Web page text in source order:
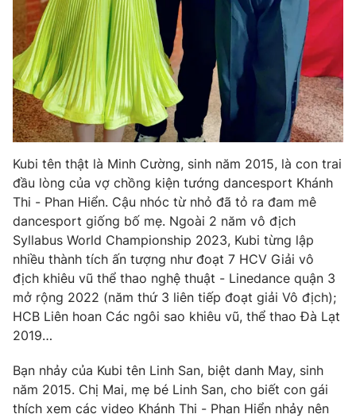
Kubi tên thật là Minh Cường, sinh năm 2015, là con trai
đầu lòng của vợ chồng kiện tướng dancesport Khánh
Thi - Phan Hiển. Cậu nhóc từ nhỏ đã tỏ ra đam mê
dancesport giống bố mẹ. Ngoài 2 năm vô địch
Syllabus World Championship 2023, Kubi từng lập
nhiều thành tích ấn tượng như đoạt 7 HCV Giải vô
địch khiêu vũ thể thao nghệ thuật - Linedance quận 3
mở rộng 2022 (năm thứ 3 liên tiếp đoạt giải Vô địch);
HCB Liên hoan Các ngôi sao khiêu vũ, thể thao Đà Lạt
2019…
Bạn nhảy của Kubi tên Linh San, biệt danh May, sinh
năm 2015. Chị Mai, mẹ bé Linh San, cho biết con gái
thích xem các video Khánh Thi - Phan Hiển nhảy nên